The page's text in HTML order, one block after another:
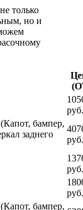
только
но и
руб.
(Капот, бампер,
заднего
руб.
руб.
руб.
(Капот, бампер,